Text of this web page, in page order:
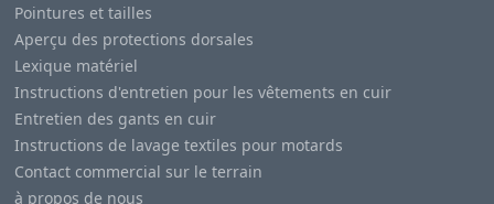
Pointures et tailles
Aperçu des protections dorsales
Lexique matériel
Instructions d'entretien pour les vêtements en cuir
Entretien des gants en cuir
Instructions de lavage textiles pour motards
Contact commercial sur le terrain
à propos de nous